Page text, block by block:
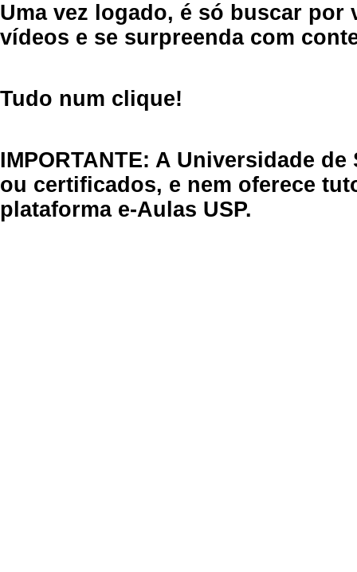
Uma vez logado, é só buscar por
vídeos e se surpreenda com
Tudo num clique!
IMPORTANTE: A Universidade
ou certificados, e nem oferece
plataforma e-Aulas USP.